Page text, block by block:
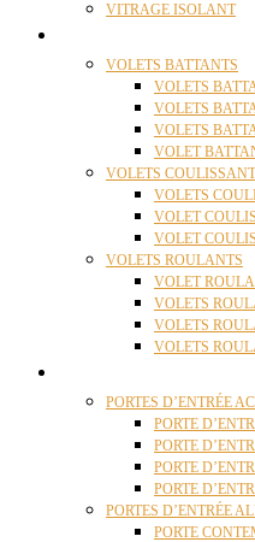
VITRAGE ISOLANT
VOLETS BATTANTS
VOLETS
VOLETS
VOLETS
VOLET
VOLETS
VOLETS
VOLET
VOLET
VOLETS ROULANTS
VOLET
VOLETS
VOLETS
VOLETS
PORTES D’ENTRÉE
PORTE
PORTE
PORTE
PORTE
PORTES D’ENTRÉE
PORTE